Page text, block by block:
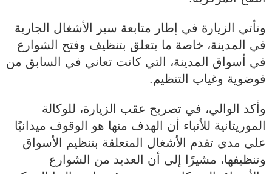
وتأتي الزيارة في إطار متابعة سير الأشغال الجارية
في المدينة، خاصة ما يتعلق بتنظيف وفتح الشوارع
في أسواق المدينة، التي كانت تعاني في السابق من
فوضوية وغياب التنظيم.
وأكد الوالي، في تصريح عقب الزيارة، للوكالة
الموريتانية للأنباء أن الهدف منها هو الوقوف ميدانيًا
على مدى تقدم الأشغال المتعلقة بتنظيم الأسواق
وتنظيفها، مشيرًا إلى أن العديد من الشوارع